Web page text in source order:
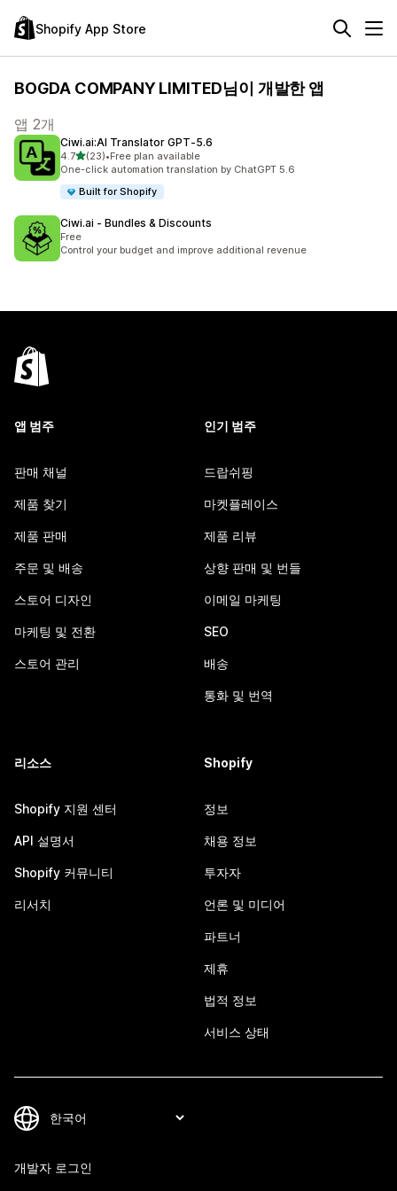
Shopify App Store
BOGDA COMPANY LIMITED님이 개발한 앱
앱 2개
Ciwi.ai:AI Translator GPT‑5.6
4.7별 5개 중
(23)
총 리뷰 23개
•Free plan available
One-click automation translation by ChatGPT 5.6
Built for Shopify
Ciwi.ai ‑ Bundles & Discounts
Free
Control your budget and improve additional revenue
앱 범주
판매 채널
제품 찾기
제품 판매
주문 및 배송
스토어 디자인
마케팅 및 전환
스토어 관리
인기 범주
드랍쉬핑
마켓플레이스
제품 리뷰
상향 판매 및 번들
이메일 마케팅
SEO
배송
통화 및 번역
리소스
Shopify 지원 센터
API 설명서
Shopify 커뮤니티
리서치
Shopify
정보
채용 정보
투자자
언론 및 미디어
파트너
제휴
법적 정보
서비스 상태
개발자 로그인